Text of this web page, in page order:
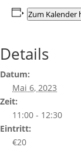
Zum Kalender
Details
Datum:
Mai 6, 2023
Zeit:
11:00 - 12:30
Eintritt:
€20